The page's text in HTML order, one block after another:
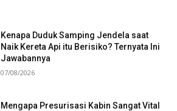
Kenapa Duduk Samping Jendela saat
Naik Kereta Api itu Berisiko? Ternyata Ini
Jawabannya
07/08/2026
Mengapa Presurisasi Kabin Sangat Vital